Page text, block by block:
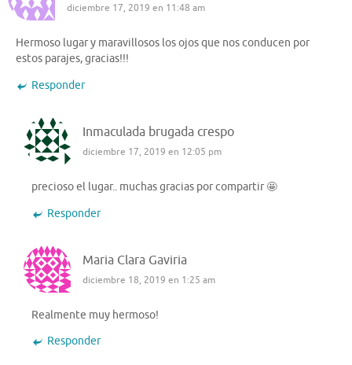
diciembre 17, 2019 en 11:48 am
Hermoso lugar y maravillosos los ojos que nos conducen por
estos parajes, gracias!!!
Responder
Inmaculada brugada crespo
diciembre 17, 2019 en 12:05 pm
precioso el lugar.. muchas gracias por compartir 🤩
Responder
Maria Clara Gaviria
diciembre 18, 2019 en 1:25 am
Realmente muy hermoso!
Responder